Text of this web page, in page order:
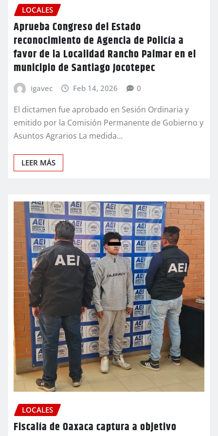
LOCALES
Aprueba Congreso del Estado
reconocimiento de Agencia de Policía a
favor de la Localidad Rancho Palmar en el
municipio de Santiago Jocotepec
igavec Feb 14, 2026 0
El dictamen fue aprobado en Sesión Ordinaria y
emitido por la Comisión Permanente de Gobierno y
Asuntos Agrarios La medida…
LEER MÁS
LOCALES
Fiscalía de Oaxaca captura a objetivo